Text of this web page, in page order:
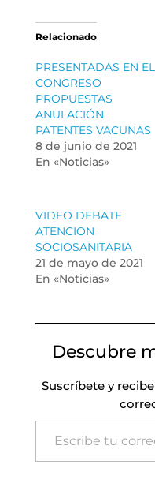
Relacionado
PRESENTADAS EN EL
CONGRESO
PROPUESTAS
ANULACIÓN
PATENTES VACUNAS
8 de junio de 2021
En «Noticias»
VIDEO DEBATE
ATENCION
SOCIOSANITARIA
21 de mayo de 2021
En «Noticias»
Descubre
Suscríbete y
Escribe tu correo electrónico…